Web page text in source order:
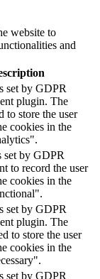
website to
and
set by GDPR
plugin. The
to store the user
cookies in the
set by GDPR
to record the user
cookies in the
set by GDPR
plugin. The
to store the user
cookies in the
set by GDPR